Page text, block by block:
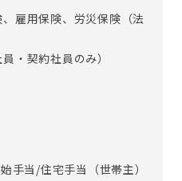
雇用保険、労災保険（法
・契約社員のみ）
手当/住宅手当（世帯主）